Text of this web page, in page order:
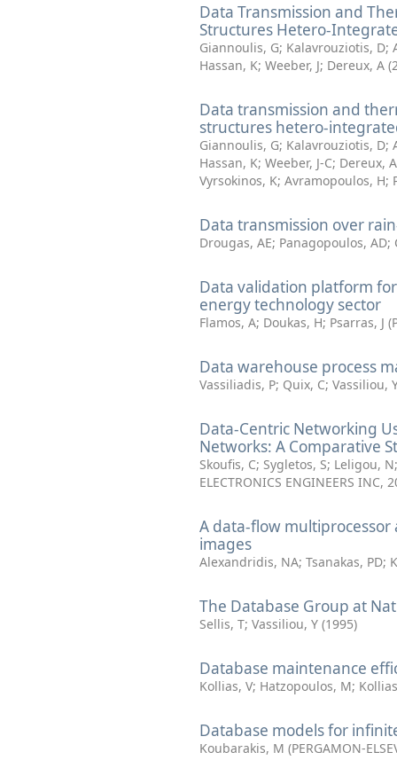
Data Transmission and
Structures Hetero-
Giannoulis, G; Kalavrouziotis, D;
Hassan, K; Weeber, J; Dereux, A (
Data transmission and
structures hetero-
Giannoulis, G; Kalavrouziotis, D;
Hassan, K; Weeber, J-C; Dereux, A
Vyrsokinos, K; Avramopoulos, H;
Data transmission over
Drougas, AE; Panagopoulos, AD;
Data validation platform
energy technology sector
Flamos, A; Doukas, H; Psarras, J (
Data warehouse process
Vassiliadis, P; Quix, C; Vassiliou,
Data-Centric Networking
Networks: A Comparative
Skoufis, C; Sygletos, S; Leligou, N
ELECTRONICS ENGINEERS INC,
A data-flow
images
Alexandridis, NA; Tsanakas, PD;
The Database Group at
Sellis, T; Vassiliou, Y (1995)
Database maintenance
Kollias, V; Hatzopoulos, M;
Database models for
Koubarakis, M (PERGAMON-